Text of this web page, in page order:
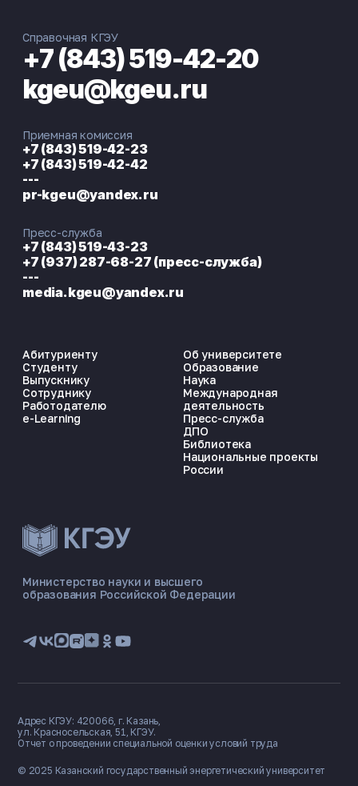
ЭНЕРГОКОД — ПОМОЩНИК КГЭУ
📋 Приёмная комиссия
🏠 Общежитие
Министерство науки и высшего
образования Российской Федерации
Абитуриенту
Студенту
Выпускнику
Сотруднику
Работодателю
e-Learning
Об университете
Образование
Наука
Международная
деятельность
Пресс-служба
ДПО
Библиотека
Национальные проекты
России
Справочная КГЭУ
+7 (843) 519-42-20
kgeu@kgeu.ru
Приемная комиссия
+7 (843) 519-42-23
+7 (843) 519-42-42
---
pr-kgeu@yandex.ru
Пресс-служба
+7 (843) 519-43-23
+7 (937) 287-68-27 (пресс-служба)
---
media.kgeu@yandex.ru
© 2025 Казанский государственный энергетический университет
Адрес КГЭУ: 420066, г. Казань,
ул. Красносельская, 51, КГЭУ.
Отчет о проведении специальной оценки условий труда